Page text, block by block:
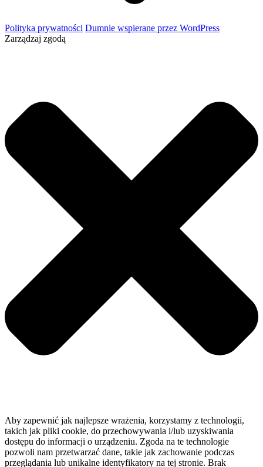
Polityka prywatności Dumnie wspierane przez WordPress
Zarządzaj zgodą
Aby zapewnić jak najlepsze wrażenia, korzystamy z technologii,
takich jak pliki cookie, do przechowywania i/lub uzyskiwania
dostępu do informacji o urządzeniu. Zgoda na te technologie
pozwoli nam przetwarzać dane, takie jak zachowanie podczas
przeglądania lub unikalne identyfikatory na tej stronie. Brak